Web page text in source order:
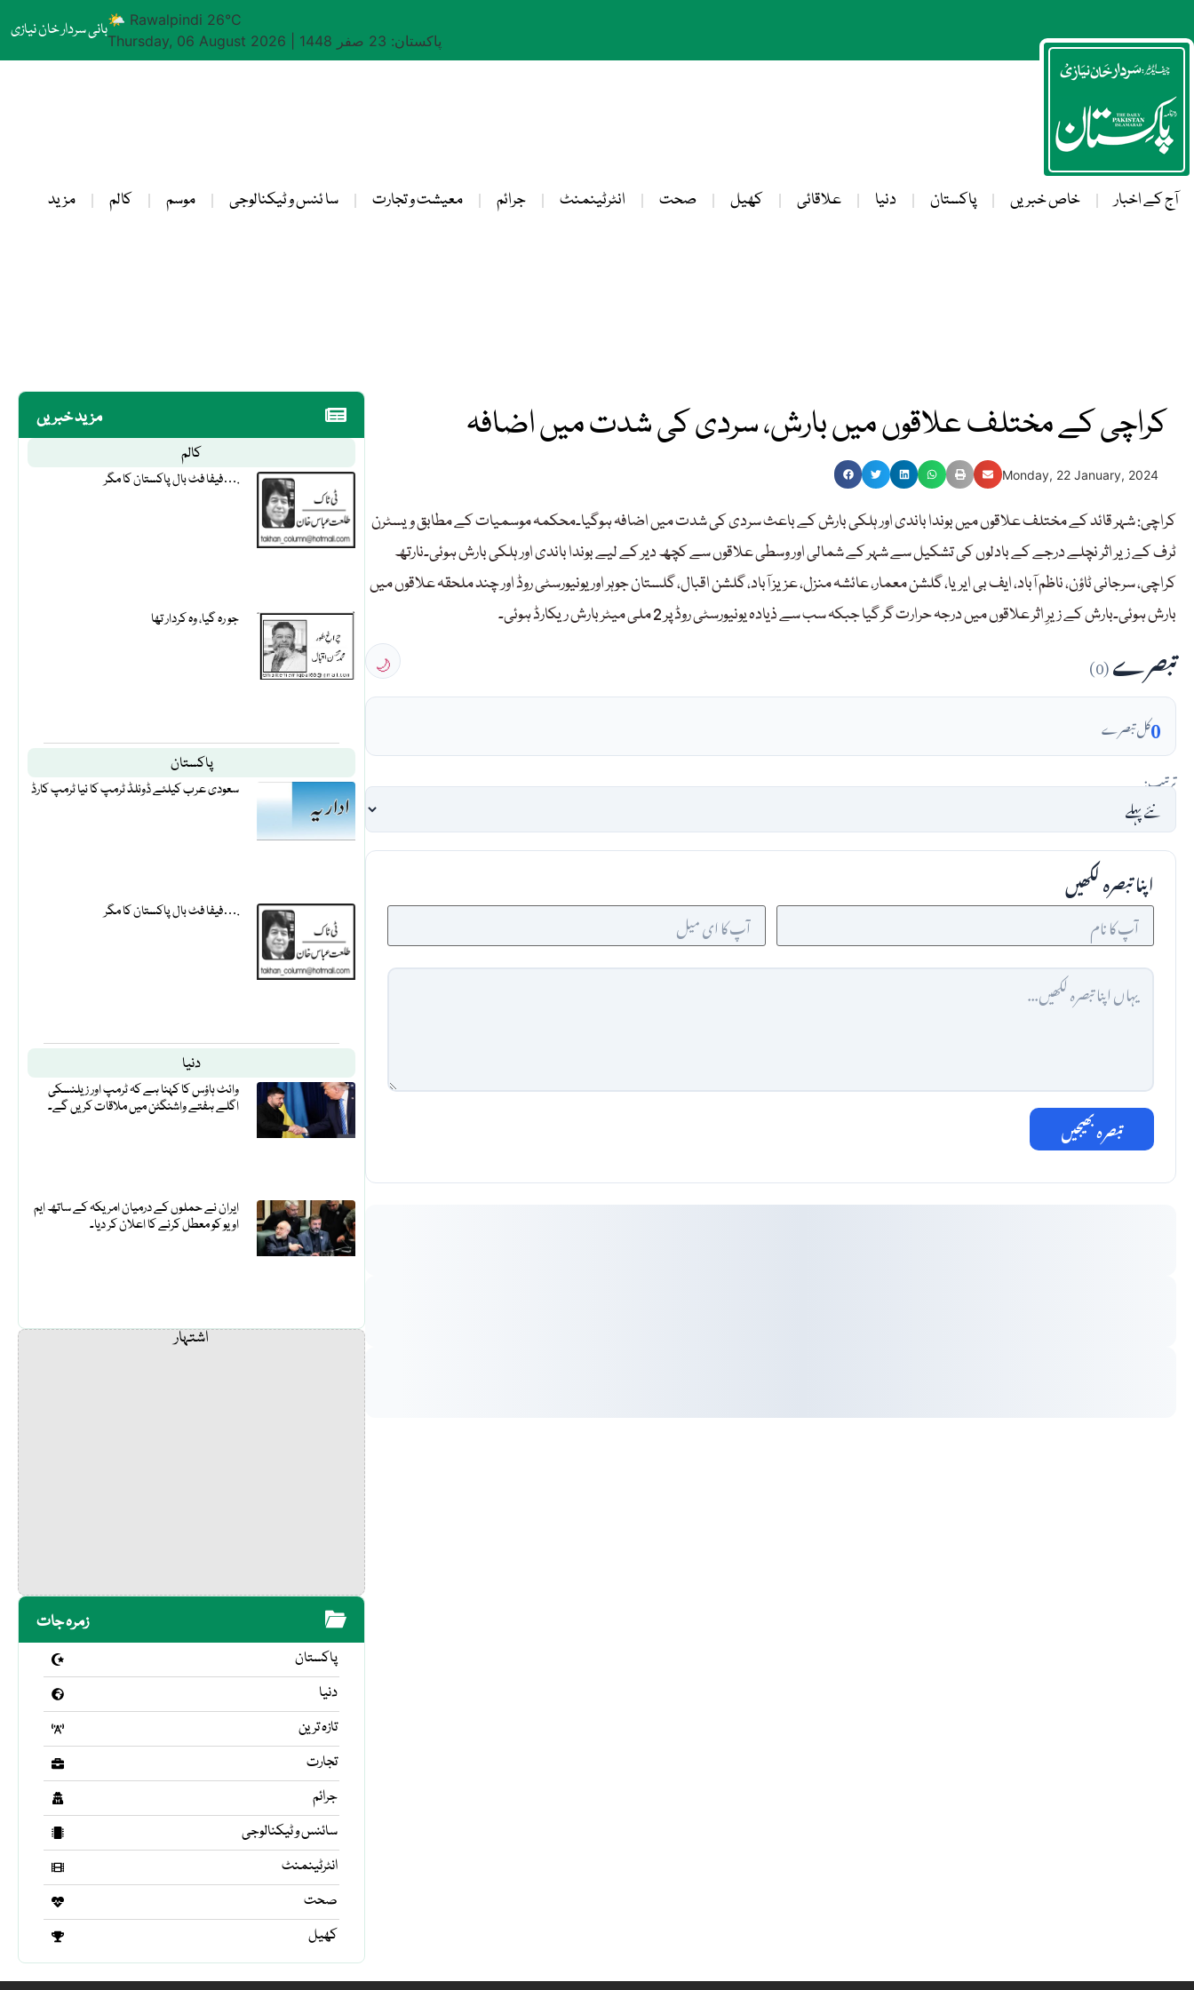
بانی سردار خان نیازی🌤 Rawalpindi 26°C
Thursday, 06 August 2026
پاکستان: 23 صفر 1448
آج کے اخبار خاص خبریں پاکستان دنیا علاقائی کھیل صحت انٹرٹینمنٹ جرائم معیشت و تجارت سا ئنس و ٹیکنالوجی موسم کالم مزید
مزید خبریں
کالم
فیفا فٹ بال پاکستان کا مگر….
جو رہ گیا، وہ کردار تھا
پاکستان
سعودی عرب کیلئے ڈونلڈ ٹرمپ کا نیا ٹرمپ کارڈ
فیفا فٹ بال پاکستان کا مگر….
دنیا
وائٹ ہاؤس کا کہنا ہے کہ ٹرمپ اور زیلنسکی
اگلے ہفتے واشنگٹن میں ملاقات کریں گے۔
ایران نے حملوں کے درمیان امریکہ کے ساتھ ایم
او یو کو معطل کرنے کا اعلان کر دیا۔
اشتہار
زمرہ جات
پاکستان
دنیا
تازہ ترین
تجارت
جرائم
سائنس و ٹیکنالوجی
انٹرٹینمنٹ
صحت
کھیل
کراچی کے مختلف علاقوں میں بارش، سردی کی شدت میں اضافہ
Monday, 22 January, 2024
کراچی: شہر قائد کے مختلف علاقوں میں بوندا باندی اور ہلکی بارش کے باعث سردی کی شدت میں اضافہ ہوگیا۔محکمہ موسمیات کے مطابق ویسٹرن
ٹرف کے زیر اثر نچلے درجے کے بادلوں کی تشکیل سے شہر کے شمالی اور وسطی علاقوں سے کچھ دیر کے لیے بوندا باندی اور ہلکی بارش ہوئی۔نارتھ
کراچی، سرجانی ٹاؤن، ناظم آباد، ایف بی ایریا، گلشن معمار، عائشہ منزل، عزیز آباد، گلشن اقبال، گلستان جوہر اور یونیورسٹی روڈ اور چند ملحقہ علاقوں میں
بارش ہوئی۔بارش کے زیرِ اثر علاقوں میں درجہ حرارت گر گیا جبکہ سب سے ذیادہ یونیورسٹی روڈ پر 2 ملی میٹر بارش ریکارڈ ہوئی۔
تبصرے(0)
🌙
0کل تبصرے
ترتیب:
اپنا تبصرہ لکھیں
تبصرہ بھیجیں